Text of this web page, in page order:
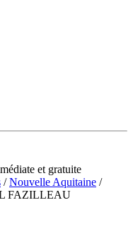
et gratuite
/Nouvelle Aquitaine /
FAZILLEAU